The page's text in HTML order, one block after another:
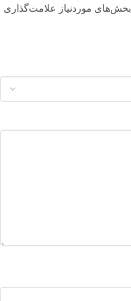
بخش‌های موردنیاز علامت‌گذاری